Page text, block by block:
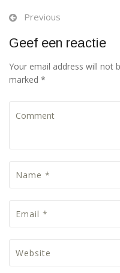
Previous
Geef een reactie
Your email address will not
marked *